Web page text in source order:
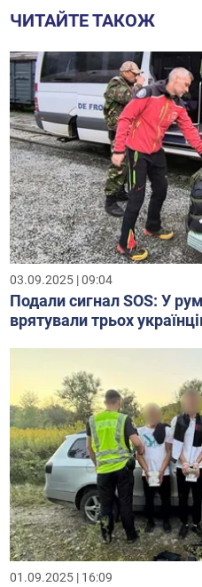
ЧИТАЙТЕ ТАКОЖ
03.09.2025 | 09:04
Подали сигнал SOS: У
врятували трьох
01.09.2025 | 16:09